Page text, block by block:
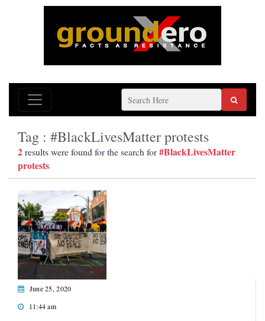
Tag : #BlackLivesMatter protests
2results were found for the search for#BlackLivesMatter
protests
June 25, 2020
11:44 am